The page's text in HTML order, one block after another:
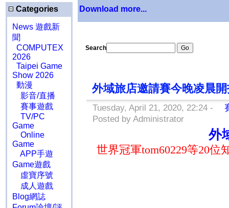
Categories
News 遊戲新
聞
COMPUTEX
2026
Taipei Game
Show 2026
動漫
影音/直播
賽事遊戲
TV/PC
Game
Online
Game
APP手遊
Game遊戲
虛寶序號
成人遊戲
Blog網誌
Download more...
Search
外域旅店邀請賽今晚凌晨
Tuesday, April 21, 2020, 22:24 -
Posted by Administrator
外
世界冠軍tom60229等20位